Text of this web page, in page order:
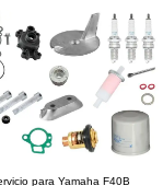
para Yamaha F40B